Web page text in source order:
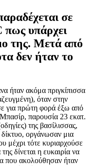
σε
πως υπάρχει
της. Μετά από
δεν ήταν το
ήταν ακόμα πριγκίπισσα
όταν στην
για πρώτη φορά έξω από
παρουσία 23 εκατ.
της βασίλισσας,
οργάνωσαν μια
μέχρι τότε κυριαρχούσε
δίνεται η ευκαιρία να
που ακολούθησαν ήταν